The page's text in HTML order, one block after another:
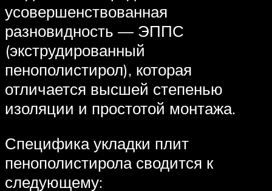
усовершенствованная
разновидность — ЭППС
(экструдированный
пенополистирол), которая
отличается высшей степенью
изоляции и простотой монтажа.
Специфика укладки плит
пенополистирола сводится к
следующему: